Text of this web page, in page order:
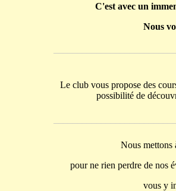
C'est avec un
Nous
Le club vous propose des
possibilité de
Nous mettons
pour ne rien perdre de nos
vous y